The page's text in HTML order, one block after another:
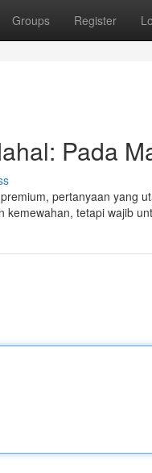
Groups Register
Pada
pertanyaan yang
tetapi wajib